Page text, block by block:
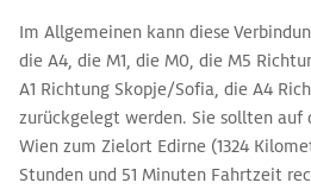
Im Allgemeinen kann diese
die A4, die M1, die M0, die M5
A1 Richtung Skopje/Sofia, die A4
zurückgelegt werden. Sie sollten
Wien zum Zielort Edirne (1324
Stunden und 51 Minuten Fahrtzeit